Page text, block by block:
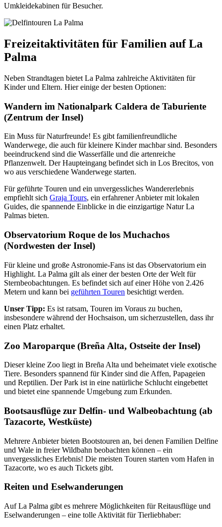
Umkleidekabinen für Besucher.
Freizeitaktivitäten für Familien auf La
Palma
Neben Strandtagen bietet La Palma zahlreiche Aktivitäten für
Kinder und Eltern. Hier einige der besten Optionen:
Wandern im Nationalpark Caldera de Taburiente
(Zentrum der Insel)
Ein Muss für Naturfreunde! Es gibt familienfreundliche
Wanderwege, die auch für kleinere Kinder machbar sind. Besonders
beeindruckend sind die Wasserfälle und die artenreiche
Pflanzenwelt. Der Haupteingang befindet sich in Los Brecitos, von
wo aus verschiedene Wanderwege starten.
Für geführte Touren und ein unvergessliches Wandererlebnis
empfiehlt sich Graja Tours, ein erfahrener Anbieter mit lokalen
Guides, die spannende Einblicke in die einzigartige Natur La
Palmas bieten.
Observatorium Roque de los Muchachos
(Nordwesten der Insel)
Für kleine und große Astronomie-Fans ist das Observatorium ein
Highlight. La Palma gilt als einer der besten Orte der Welt für
Sternbeobachtungen. Es befindet sich auf einer Höhe von 2.426
Metern und kann bei geführten Touren besichtigt werden.
Unser Tipp: Es ist ratsam, Touren im Voraus zu buchen,
insbesondere während der Hochsaison, um sicherzustellen, dass ihr
einen Platz erhaltet.
Zoo Maroparque (Breña Alta, Ostseite der Insel)
Dieser kleine Zoo liegt in Breña Alta und beheimatet viele exotische
Tiere. Besonders spannend für Kinder sind die Affen, Papageien
und Reptilien. Der Park ist in eine natürliche Schlucht eingebettet
und bietet eine spannende Umgebung zum Erkunden.
Bootsausflüge zur Delfin- und Walbeobachtung (ab
Tazacorte, Westküste)
Mehrere Anbieter bieten Bootstouren an, bei denen Familien Delfine
und Wale in freier Wildbahn beobachten können – ein
unvergessliches Erlebnis! Die meisten Touren starten vom Hafen in
Tazacorte, wo es auch Tickets gibt.
Reiten und Eselwanderungen
Auf La Palma gibt es mehrere Möglichkeiten für Reitausflüge und
Eselwanderungen – eine tolle Aktivität für Tierliebhaber: